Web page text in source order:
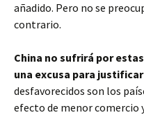
añadido. Pero no se
contrario.
China no sufrirá por
una excusa para
desfavorecidos son los
efecto de menor comercio